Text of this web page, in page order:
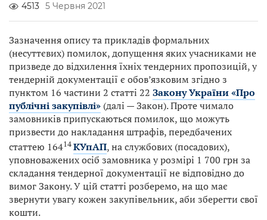
4513 5 Червня 2021
Зазначення опису та прикладів формальних
(несуттєвих) помилок, допущення яких учасниками не
призведе до відхилення їхніх тендерних пропозицій, у
тендерній документації є обов’язковим згідно з
пунктом 16 частини 2 статті 22 Закону України «Про
публічні закупівлі» (далі — Закон). Проте чимало
замовників припускаються помилок, що можуть
призвести до накладання штрафів, передбачених
статтею 16414КУпАП, на службових (посадових),
уповноважених осіб замовника у розмірі 1 700 грн за
складання тендерної документації не відповідно до
вимог Закону. У цій статті розберемо, на що має
звернути увагу кожен закупівельник, аби зберегти свої
кошти.